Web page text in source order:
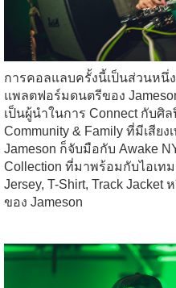
การคอลแลบครั้งนี้เป็นส่วนหนึ่
แพลตฟอร์มดนตรีของ
เป็นผู้นำในการ Connect กับศิ
Community & Family ที่มีเสีย
Jameson ก็จับมือกับ Awake
Collection ที่มาพร้อมกับไอเทม
Jersey, T-Shirt, Track
ของ Jameson